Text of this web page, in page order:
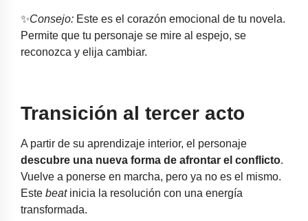
✨Consejo: Este es el corazón emocional de tu novela.
Permite que tu personaje se mire al espejo, se
reconozca y elija cambiar.
Transición al tercer acto
A partir de su aprendizaje interior, el personaje
descubre una nueva forma de afrontar el conflicto.
Vuelve a ponerse en marcha, pero ya no es el mismo.
Este beat inicia la resolución con una energía
transformada.